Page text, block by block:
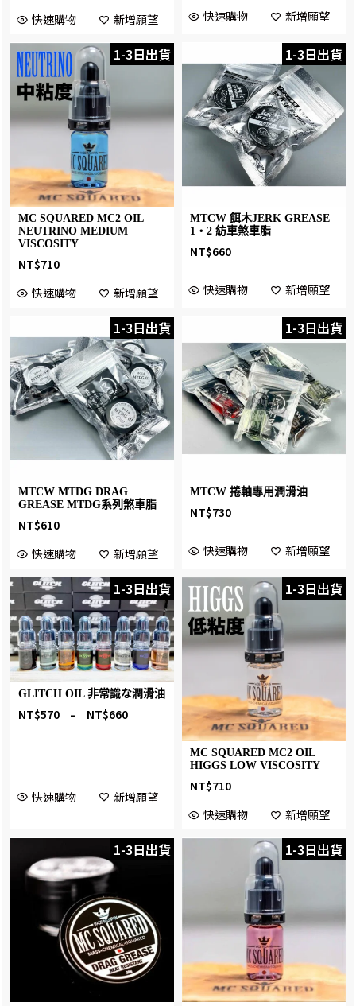
快速購物
新增願望 快速購物 新增願望
1-3日出貨
MC SQUARED MC2 OIL
NEUTRINO MEDIUM
VISCOSITY
NT$710
快速購物
新增願望
1-3日出貨
MTCW 餌木JERK GREASE
1・2 紡車煞車脂
NT$660
快速購物 新增願望
1-3日出貨
MTCW MTDG DRAG
GREASE MTDG系列煞車脂
NT$610
快速購物
新增願望
1-3日出貨
MTCW 捲軸專用潤滑油
NT$730
快速購物 新增願望
1-3日出貨
GLITCH OIL 非常識な潤滑油
NT$570 – NT$660
快速購物 新增願望
1-3日出貨
MC SQUARED MC2 OIL
HIGGS LOW VISCOSITY
NT$710
快速購物
新增願望
1-3日出貨 1-3日出貨